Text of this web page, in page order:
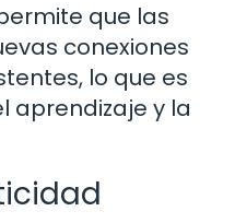
que las
conexiones
lo que es
aprendizaje y la